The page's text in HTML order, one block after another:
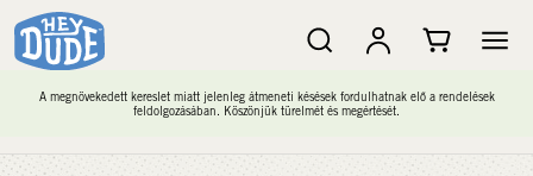
A megnövekedett kereslet miatt jelenleg átmeneti késések fordulhatnak elő a rendelések
feldolgozásában. Köszönjük türelmét és megértését.